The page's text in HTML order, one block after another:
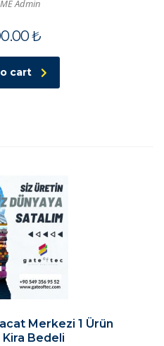
Admin
₺
cart
Merkezi 1 Ürün
Bedeli